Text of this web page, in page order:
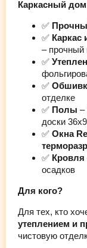
Каркасный
✅
✅ Каркас
– прочный
✅
✅
отделке
✅ Полы –
доски
✅ Окна
✅ Кровля
осадков
Для кого?
Для тех, кто
утеплением и
чистовую